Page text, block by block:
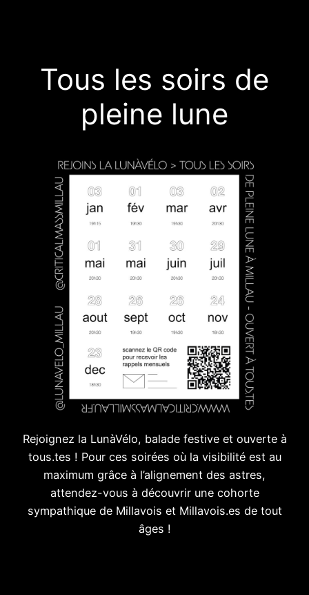
Tous les soirs de
pleine lune
Rejoignez la LunàVélo, balade festive et ouverte à
tous.tes ! Pour ces soirées où la visibilité est au
maximum grâce à l’alignement des astres,
attendez-vous à découvrir une cohorte
sympathique de Millavois et Millavois.es de tout
âges !